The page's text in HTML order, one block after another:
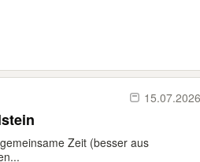
15.07.2026
Zeit (besser aus